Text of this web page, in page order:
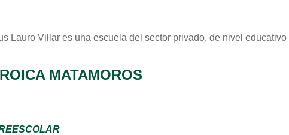
Lauro Villar es una escuela del sector privado, de nivel educativo
MATAMOROS